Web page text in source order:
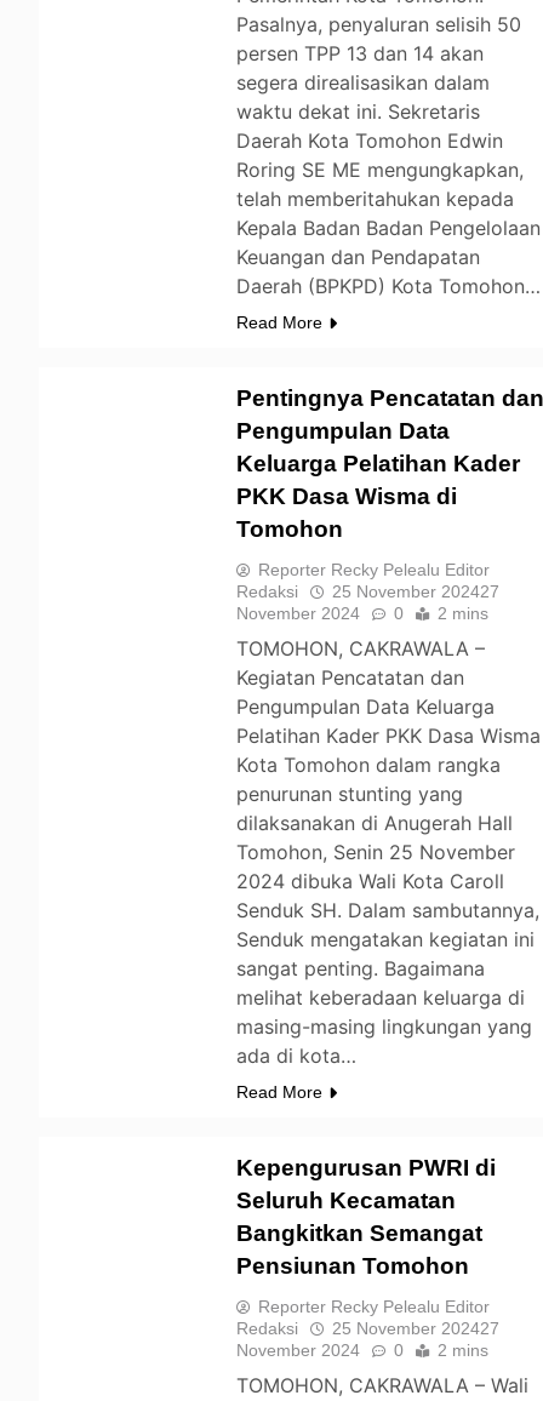
Pasalnya, penyaluran selisih 50
persen TPP 13 dan 14 akan
segera direalisasikan dalam
waktu dekat ini. Sekretaris
Daerah Kota Tomohon Edwin
Roring SE ME mengungkapkan,
telah memberitahukan kepada
Kepala Badan Badan Pengelolaan
Keuangan dan Pendapatan
Daerah (BPKPD) Kota Tomohon…
Read More
Pentingnya Pencatatan
Pengumpulan Data
Keluarga Pelatihan Kader
PKK Dasa Wisma di
Tomohon
Reporter Recky Pelealu Editor
Redaksi
25 November 202427
November 2024
0 2 mins
TOMOHON, CAKRAWALA –
Kegiatan Pencatatan dan
Pengumpulan Data Keluarga
Pelatihan Kader PKK Dasa Wisma
Kota Tomohon dalam rangka
penurunan stunting yang
dilaksanakan di Anugerah Hall
Tomohon, Senin 25 November
2024 dibuka Wali Kota Caroll
Senduk SH. Dalam sambutannya,
Senduk mengatakan kegiatan ini
sangat penting. Bagaimana
melihat keberadaan keluarga di
masing-masing lingkungan yang
ada di kota…
Read More
Kepengurusan PWRI di
Seluruh Kecamatan
Bangkitkan Semangat
Pensiunan Tomohon
Reporter Recky Pelealu Editor
Redaksi
25 November 202427
November 2024
0 2 mins
TOMOHON, CAKRAWALA – Wali